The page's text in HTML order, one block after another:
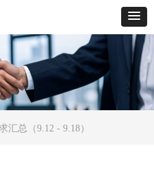
汇总（9.12 - 9.18）